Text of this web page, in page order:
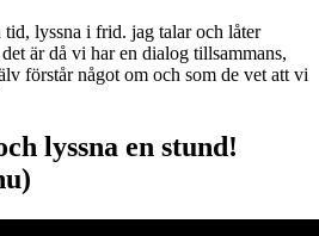
lyssna i frid. jag talar och låter
är då vi har en dialog tillsammans,
förstår något om och som de vet att vi
lyssna en stund!